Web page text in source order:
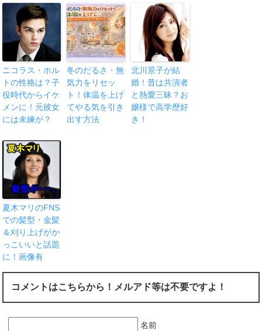
ニコラス・ホル
トの性格は？子
役時代からイケ
メンに！元彼女
には未練が？
冬のだるさ・無
気力をリセッ
ト！体温を上げ
てやる気を引き
出す方法
北川景子が結
婚！昔は共演者
と熱愛三昧？お
嬢様で高学歴好
き！
夏木マリのFNS
での髪型・金髪
＆刈り上げがか
っこいいと話題
に！画像有
コメントはこちらから！メルアド等は不要ですよ！
名前